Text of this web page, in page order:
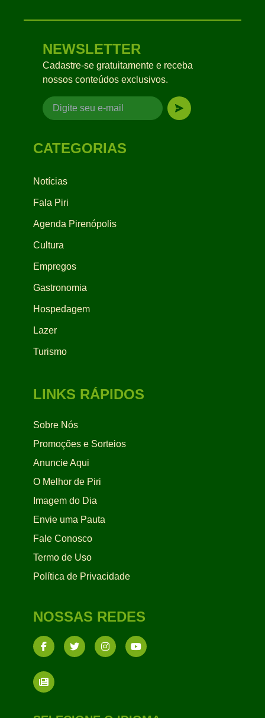
NEWSLETTER
Cadastre-se gratuitamente e receba
nossos conteúdos exclusivos.
CATEGORIAS
Notícias
Fala Piri
Agenda Pirenópolis
Cultura
Empregos
Gastronomia
Hospedagem
Lazer
Turismo
LINKS RÁPIDOS
Sobre Nós
Promoções e Sorteios
Anuncie Aqui
O Melhor de Piri
Imagem do Dia
Envie uma Pauta
Fale Conosco
Termo de Uso
Política de Privacidade
NOSSAS REDES